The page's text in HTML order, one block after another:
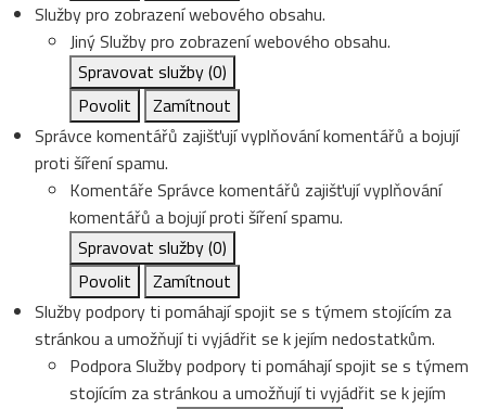
Služby pro zobrazení webového obsahu.
JinýSlužby pro zobrazení webového obsahu.
Spravovat služby(0)
Povolit
Zamítnout
Správce komentářů zajišťují vyplňování komentářů a bojují
proti šíření spamu.
Komentáře Správce komentářů zajišťují vyplňování
komentářů a bojují proti šíření spamu.
Spravovat služby(0)
Povolit
Zamítnout
Služby podpory ti pomáhají spojit se s týmem stojícím za
stránkou a umožňují ti vyjádřit se k jejím nedostatkům.
PodporaSlužby podpory ti pomáhají spojit se s týmem
stojícím za stránkou a umožňují ti vyjádřit se k jejím